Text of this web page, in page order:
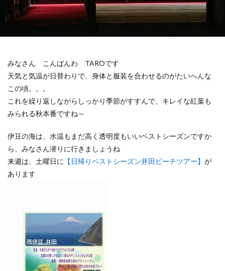
みなさん こんばんわ TAROです
天気と気温が日替わりで、身体と服装を合わせるのがたいへんな
この頃。。。
これを繰り返しながらしっかり季節がすすんで、キレイな紅葉も
みられる秋本番ですね～
伊豆の海は、水温もまだ高く透明度もいいベストシーズンですか
ら、みなさん潜りに行きましょうね
来週は、土曜日に
【日帰りベストシーズン井田ビーチツアー】 が
あります